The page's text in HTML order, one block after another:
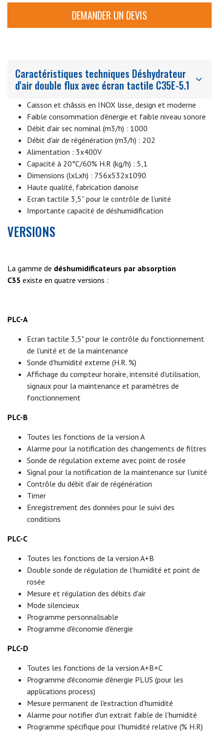
Facile à utiliser et à entretenir, le déshydrateur Geco se pilote
aisément grâce à un bel écran tactile de 3,5 pouces.
La gamme se décline en différents modèles de différentes
capacités, en fonction de vos besoins:
C35D-4.5
DEMANDER UN DEVIS
Caractéristiques techniques Déshydrateur
d'air double flux avec écran tactile C35E-5.1
Caisson et châssis en INOX lisse, design et moderne
Faible consommation d'énergie et faible niveau sonore
Débit d'air sec nominal (m3/h) : 1000
Débit d'air de régénération (m3/h) : 202
Alimentation : 3x400V
Capacité à 20°C/60% H.R (kg/h) : 5,1
Dimensions (lxLxh) : 756x532x1090
Haute qualité, fabrication danoise
Ecran tactile 3,5'' pour le contrôle de l'unité
Importante capacité de déshumidification
VERSIONS
La gamme de déshumidificateurs par absorption
C35 existe en quatre versions :
PLC-A
Ecran tactile 3,5" pour le contrôle du fonctionnement
de l'unité et de la maintenance
Sonde d'humidité externe (H.R. %)
Affichage du compteur horaire, intensité d'utilisation,
signaux pour la maintenance et paramètres de
fonctionnement
PLC-B
Toutes les fonctions de la version A
Alarme pour la notification des changements de filtres
Sonde de régulation externe avec point de rosée
Signal pour la notification de la maintenance sur l'unité
Contrôle du débit d'air de régénération
Timer
Enregistrement des données pour le suivi des
conditions
PLC-C
Toutes les fonctions de la version A+B
Double sonde de régulation de l'humidité et point de
rosée
Mesure et régulation des débits d'air
Mode silencieux
Programme personnalisable
Programme d'économie d'énergie
PLC-D
Toutes les fonctions de la version A+B+C
Programme d'économie d'énergie PLUS (pour les
applications process)
Mesure permanent de l'extraction d'humidité
Alarme pour notifier d'un extrait faible de l'humidité
Programme spécifique pour l'humidité relative (% H.R)